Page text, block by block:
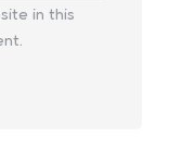
in this